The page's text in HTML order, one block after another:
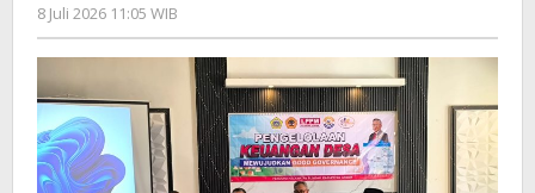
di
Tengah
Keterbatasan
Dana
Desa
8 Juli 2026 11:05 WIB
Gagah
Saputra